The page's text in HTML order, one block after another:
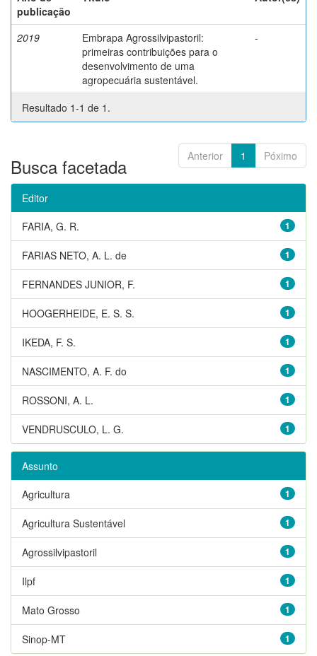
publicação
2019
Embrapa Agrossilvipastoril:
primeiras contribuições para o
desenvolvimento de uma
agropecuária sustentável.
-
Resultado 1-1 de 1.
Anterior 1 Póximo
Busca facetada
Editor
1
FARIA, G. R.
1
FARIAS NETO, A. L. de
1
FERNANDES JUNIOR, F.
1
HOOGERHEIDE, E. S. S.
1
IKEDA, F. S.
1
NASCIMENTO, A. F. do
1
ROSSONI, A. L.
1
VENDRUSCULO, L. G.
Assunto
1
Agricultura
1
Agricultura Sustentável
1
Agrossilvipastoril
1
Ilpf
1
Mato Grosso
1
Sinop-MT